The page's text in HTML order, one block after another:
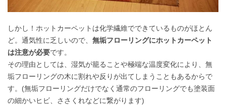
しかし！ホットカーペットは化学繊維でできているものがほとん
ど。通気性に乏しいので、 無垢フローリングにホットカーペット
は注意が必要です。
その理由としては、湿気が籠ることや極端な温度変化により、無
垢フローリングの木に割れや反りが出てしまうこともあるからで
す。(無垢フローリングだけでなく通常のフローリングでも塗装面
の細かいヒビ、ささくれなどに繋がります)